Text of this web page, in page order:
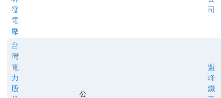
發
電
廠
司
台
灣
電
力
股
公
盟
峰
鐵